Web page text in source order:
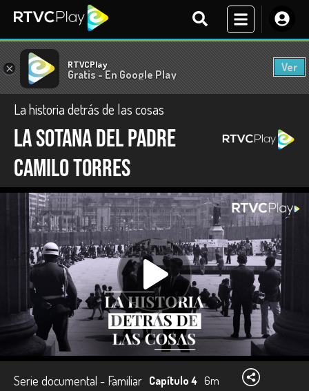
× RTVCPlay
Gratis - En Google Play
Ver
La historia detrás de las cosas
La sotana del padre
Camilo Torres
Serie documental - Familiar Capítulo 4 6m